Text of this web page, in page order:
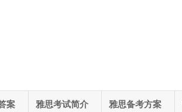
案 雅思考试简介 雅思备考方案